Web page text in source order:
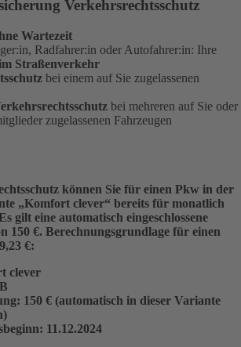
Verkehrsrechtsschutz
Wartezeit
Radfahrer:in oder Autofahrer:in: Ihre
Straßenverkehr
bei einem auf Sie zugelassenen
bei mehreren auf Sie oder
zugelassenen Fahrzeugen
können Sie für einen Pkw in der
„Komfort clever“ bereits für monatlich
gilt eine automatisch eingeschlossene
150 €. Berechnungsgrundlage für einen
€:
clever
B
: 150 € (automatisch in dieser Variante
: 11.12.2024